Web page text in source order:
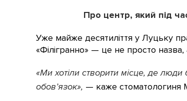
Про центр, який під
Уже майже десятиліття у Луцьку
«Філігранно» — це не просто назва,
«Ми хотіли створити місце, де
обов’язок», — каже стоматологиня